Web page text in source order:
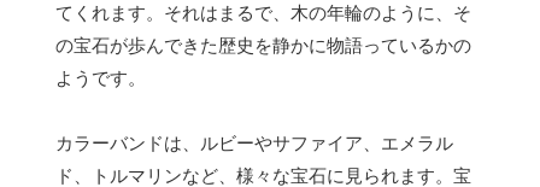
てくれます。それはまるで、木の年輪のように、そ
の宝石が歩んできた歴史を静かに物語っているかの
ようです。
カラーバンドは、ルビーやサファイア、エメラル
ド、トルマリンなど、様々な宝石に見られます。宝